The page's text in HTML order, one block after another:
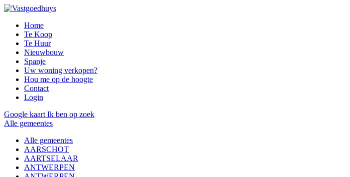
Home
Te Koop
Te Huur
Nieuwbouw
Spanje
Uw woning verkopen?
Hou me op de hoogte
Contact
Login
Google kaart Ik ben op zoek
Alle gemeentes
Alle gemeentes
AARSCHOT
AARTSELAAR
ANTWERPEN